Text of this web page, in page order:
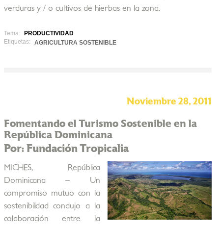
verduras y / o cultivos de hierbas en la zona.
Tema:
PRODUCTIVIDAD
Etiquetas:
AGRICULTURA SOSTENIBLE
Noviembre 28, 2011
Fomentando el Turismo Sostenible en la
República Dominicana
Por: Fundación Tropicalia
MICHES, República
Dominicana – Un
compromiso mutuo con la
sostenibilidad condujo a la
colaboración entre la